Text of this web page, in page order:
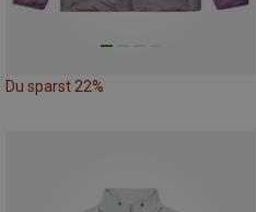
Du sparst 22%